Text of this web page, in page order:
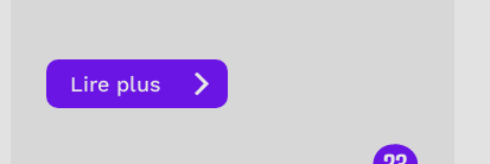
Lire plus